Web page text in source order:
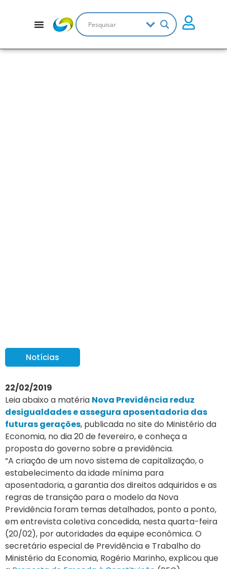
Notícias
22/02/2019
Leia abaixo a matéria Nova Previdência reduz
desigualdades e assegura aposentadoria das
futuras gerações, publicada no site do Ministério da
Economia, no dia 20 de fevereiro, e conheça a
proposta do governo sobre a previdência.
“A criação de um novo sistema de capitalização, o
estabelecimento da idade mínima para
aposentadoria, a garantia dos direitos adquiridos e as
regras de transição para o modelo da Nova
Previdência foram temas detalhados, ponto a ponto,
em entrevista coletiva concedida, nesta quarta-feira
(20/02), por autoridades da equipe econômica. O
secretário especial de Previdência e Trabalho do
Ministério da Economia, Rogério Marinho, explicou que